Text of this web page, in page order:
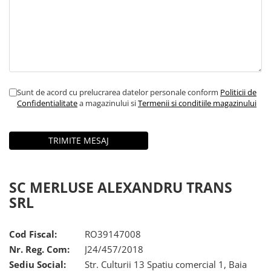
Sunt de acord cu prelucrarea datelor personale conform Politicii de
Confidentialitatea magazinului siTermenii si conditiile magazinului
SC MERLUSE ALEXANDRU TRANS
SRL
Cod Fiscal:
RO39147008
Nr. Reg. Com:
J24/457/2018
Sediu Social:
Str. Culturii 13 Spatiu comercial 1, Baia